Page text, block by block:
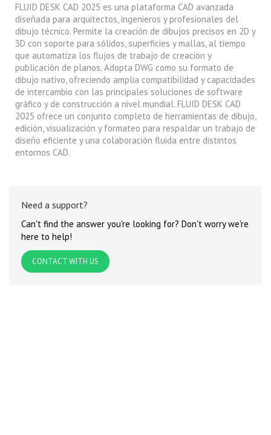
FLUID DESK CAD 2025 es una plataforma CAD avanzada
diseñada para arquitectos, ingenieros y profesionales del
dibujo técnico. Permite la creación de dibujos precisos en 2D y
3D con soporte para sólidos, superficies y mallas, al tiempo
que automatiza los flujos de trabajo de creación y
publicación de planos. Adopta DWG como su formato de
dibujo nativo, ofreciendo amplia compatibilidad y capacidades
de intercambio con las principales soluciones de software
gráfico y de construcción a nivel mundial. FLUID DESK CAD
2025 ofrece un conjunto completo de herramientas de dibujo,
edición, visualización y formateo para respaldar un trabajo de
diseño eficiente y una colaboración fluida entre distintos
entornos CAD.
Need a support?
Can't find the answer you're looking for? Don't worry we're
here to help!
CONTACT WITH US